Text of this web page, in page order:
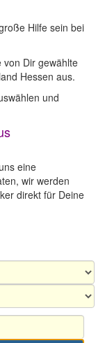
Hilfe sein bei
von Dir gewählte
Hessen aus.
und
eine
wir werden
direkt für Deine